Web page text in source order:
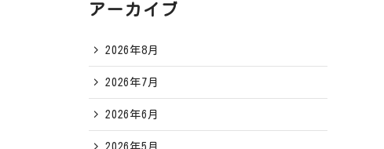
アーカイブ
2026年8月
2026年7月
2026年6月
2026年5月